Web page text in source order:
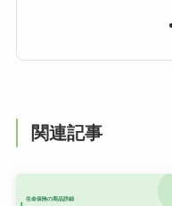
関連記事